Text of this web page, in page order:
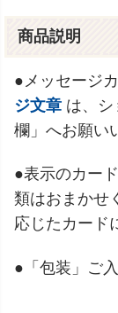
商品説明
●メッセージ
ジ文章 は、
欄」へお願い
●表示のカー
類はおまかせ
応じたカード
●「包装」ご